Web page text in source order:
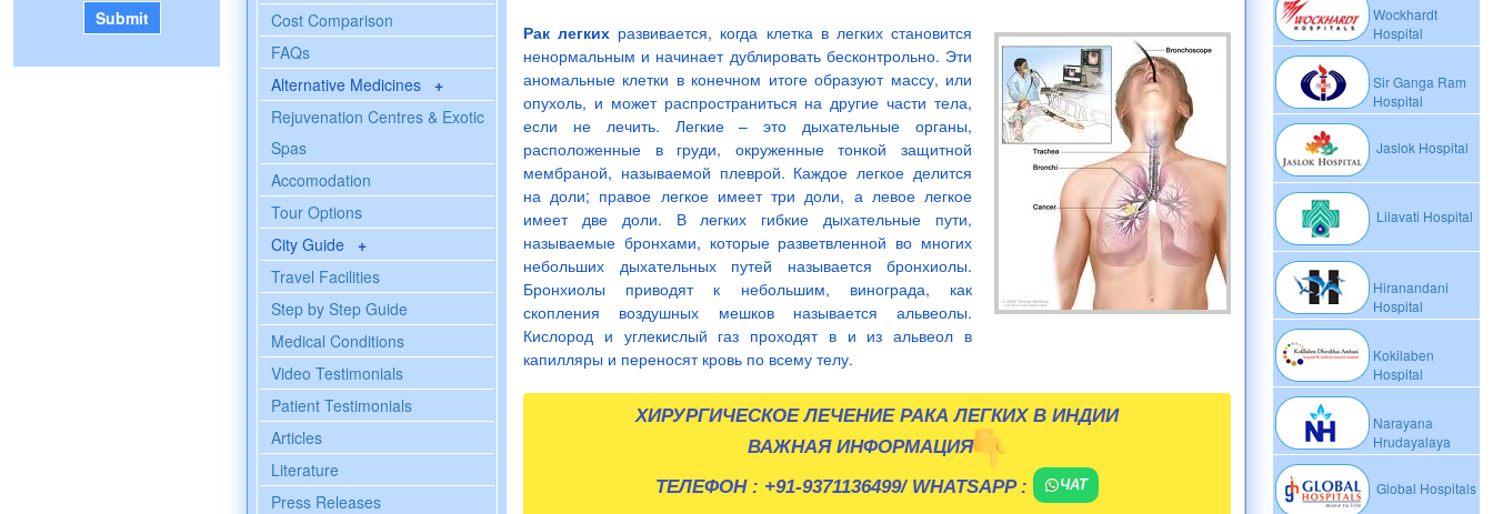
Wockhardt
Hospital
Sir Ganga Ram
Hospital
Jaslok Hospital
Lilavati Hospital
Hiranandani
Hospital
Kokilaben
Hospital
Narayana
Hrudayalaya
Global Hospitals
Cost Comparison
FAQs
Alternative Medicines +
Rejuvenation Centres & Exotic
Spas
Accomodation
Tour Options
City Guide +
Travel Facilities
Step by Step Guide
Medical Conditions
Video Testimonials
Patient Testimonials
Articles
Literature
Press Releases
Рак легких развивается, когда клетка в легких становится
ненормальным и начинает дублировать бесконтрольно. Эти
аномальные клетки в конечном итоге образуют массу, или
опухоль, и может распространиться на другие части тела,
если не лечить. Легкие – это дыхательные органы,
расположенные в груди, окруженные тонкой защитной
мембраной, называемой плеврой. Каждое легкое делится
на доли; правое легкое имеет три доли, а левое легкое
имеет две доли. В легких гибкие дыхательные пути,
называемые бронхами, которые разветвленной во многих
небольших дыхательных путей называется бронхиолы.
Бронхиолы приводят к небольшим, винограда, как
скопления воздушных мешков называется альвеолы.
Кислород и углекислый газ проходят в и из альвеол в
капилляры и переносят кровь по всему телу.
ХИРУРГИЧЕСКОЕ ЛЕЧЕНИЕ РАКА ЛЕГКИХ В ИНДИИ
ВАЖНАЯ ИНФОРМАЦИЯ
ТЕЛЕФОН : +91-9371136499/ WHATSAPP : ЧАТ